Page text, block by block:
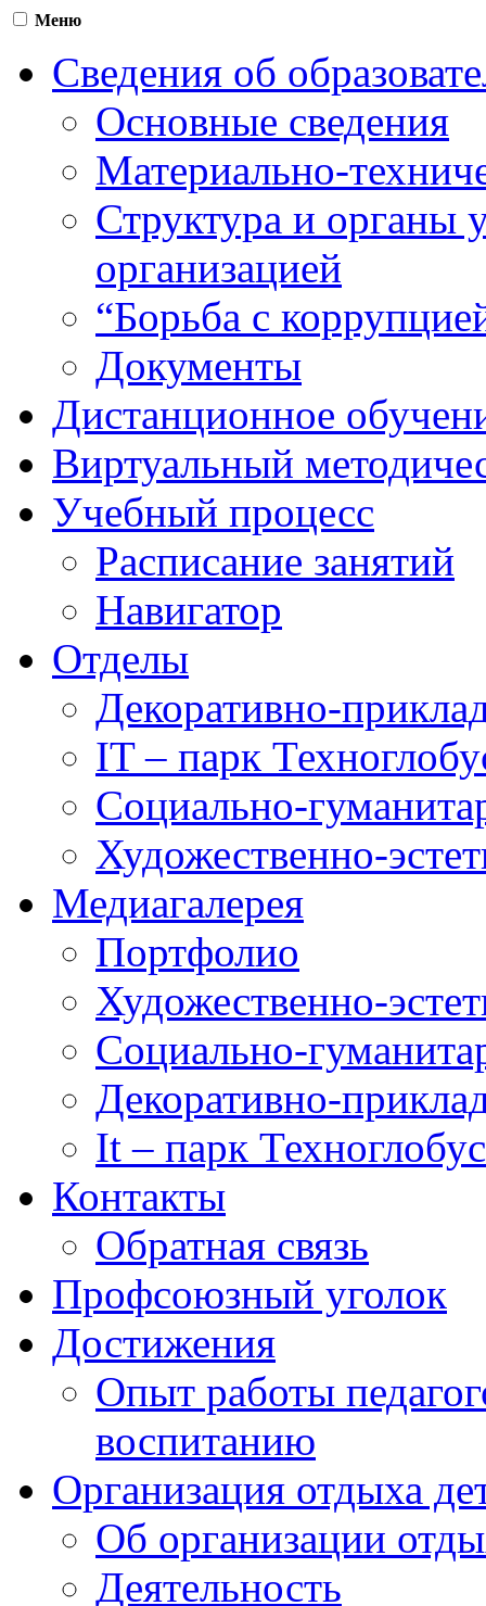
Меню
Сведения об
Основные сведения
Материально-
Структура и органы
организацией
“Борьба с
Документы
Дистанционное
Виртуальный
Учебный процесс
Расписание занятий
Навигатор
Отделы
Декоративно-
IT – парк
Социально-
Художественно-
Медиагалерея
Портфолио
Художественно-
Социально-
Декоративно-
It – парк Техноглобус
Контакты
Обратная связь
Профсоюзный уголок
Достижения
Опыт работы
воспитанию
Организация отдыха
Об организации
Деятельность